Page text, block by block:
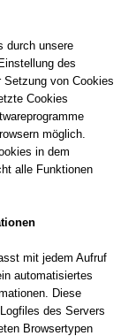
durch unsere
des
Setzung von Cookies
Cookies
möglich.
in dem
alle Funktionen
mit jedem Aufruf
automatisiertes
Diese
des Servers
Browsertypen